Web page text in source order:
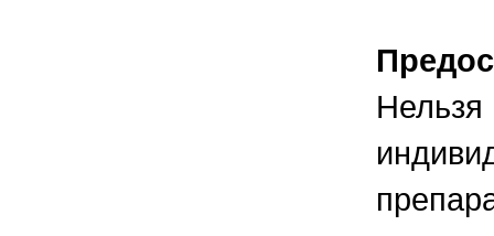
Нельзя